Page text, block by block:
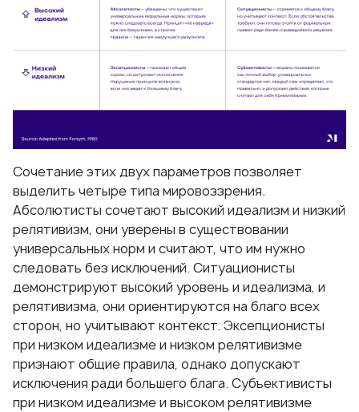
Сочетание этих двух параметров позволяет
выделить четыре типа мировоззрения.
Абсолютисты сочетают высокий идеализм и низкий
релятивизм, они уверены в существовании
универсальных норм и считают, что им нужно
следовать без исключений. Ситуационисты
демонстрируют высокий уровень и идеализма, и
релятивизма, они ориентируются на благо всех
сторон, но учитывают контекст. Эксепционисты
при низком идеализме и низком релятивизме
признают общие правила, однако допускают
исключения ради большего блага. Субъективисты
при низком идеализме и высоком релятивизме